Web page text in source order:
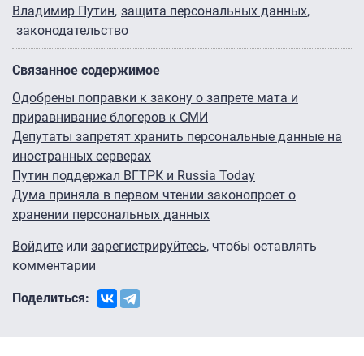
Владимир Путин защита персональных данных
законодательство
Связанное содержимое
Одобрены поправки к закону о запрете мата и
приравнивание блогеров к СМИ
Депутаты запретят хранить персональные данные на
иностранных серверах
Путин поддержал ВГТРК и Russia Today
Дума приняла в первом чтении законопроет о
хранении персональных данных
Войдите или зарегистрируйтесь, чтобы оставлять
комментарии
Поделиться: